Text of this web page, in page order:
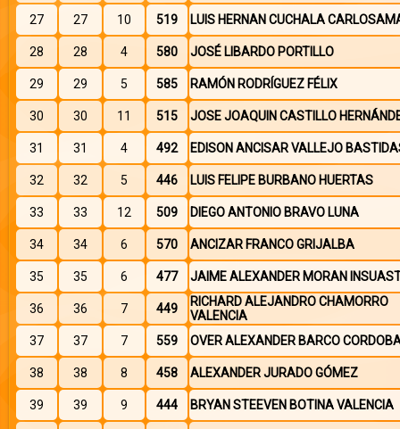
27 27 10 519 LUIS HERNAN CUCHALA
28 28 4 580 JOSÉ LIBARDO PORTILLO
29 29 5 585 RAMÓN RODRÍGUEZ FÉLIX
30 30 11 515 JOSE JOAQUIN CASTILLO
31 31 4 492 EDISON ANCISAR VALLEJO
32 32 5 446 LUIS FELIPE BURBANO HUERTAS
33 33 12 509 DIEGO ANTONIO BRAVO LUNA
34 34 6 570 ANCIZAR FRANCO GRIJALBA
35 35 6 477 JAIME ALEXANDER MORAN
36 36 7 449
RICHARD ALEJANDRO CHAMORRO
VALENCIA
37
37 7 559 OVER ALEXANDER BARCO
38 38 8 458 ALEXANDER JURADO GÓMEZ
39 39 9 444 BRYAN STEEVEN BOTINA VALENCIA